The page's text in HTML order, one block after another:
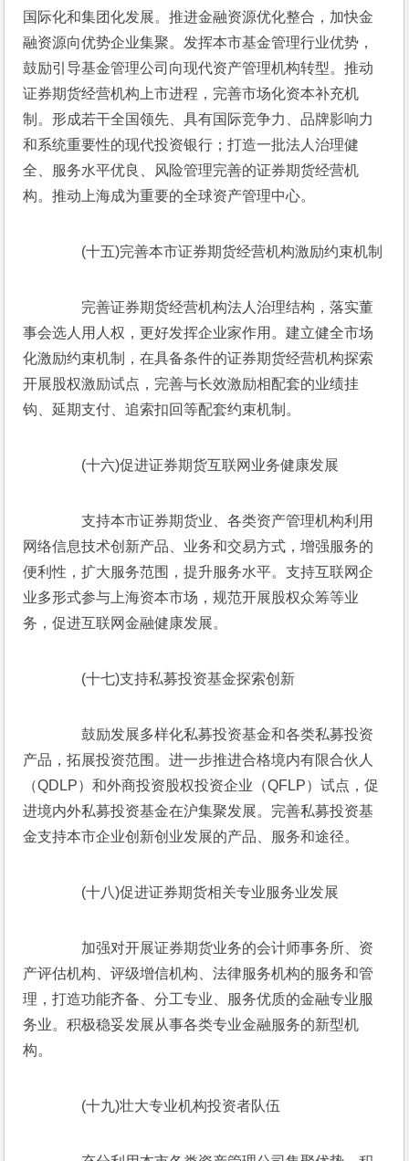
国际化和集团化发展。推进金融资源优化整合，加快金
融资源向优势企业集聚。发挥本市基金管理行业优势，
鼓励引导基金管理公司向现代资产管理机构转型。推动
证券期货经营机构上市进程，完善市场化资本补充机
制。形成若干全国领先、具有国际竞争力、品牌影响力
和系统重要性的现代投资银行；打造一批法人治理健
全、服务水平优良、风险管理完善的证券期货经营机
构。推动上海成为重要的全球资产管理中心。
(十五)完善本市证券期货经营机构激励约束机制
完善证券期货经营机构法人治理结构，落实董
事会选人用人权，更好发挥企业家作用。建立健全市场
化激励约束机制，在具备条件的证券期货经营机构探索
开展股权激励试点，完善与长效激励相配套的业绩挂
钩、延期支付、追索扣回等配套约束机制。
(十六)促进证券期货互联网业务健康发展
支持本市证券期货业、各类资产管理机构利用
网络信息技术创新产品、业务和交易方式，增强服务的
便利性，扩大服务范围，提升服务水平。支持互联网企
业多形式参与上海资本市场，规范开展股权众筹等业
务，促进互联网金融健康发展。
(十七)支持私募投资基金探索创新
鼓励发展多样化私募投资基金和各类私募投资
产品，拓展投资范围。进一步推进合格境内有限合伙人
（QDLP）和外商投资股权投资企业（QFLP）试点，促
进境内外私募投资基金在沪集聚发展。完善私募投资基
金支持本市企业创新创业发展的产品、服务和途径。
(十八)促进证券期货相关专业服务业发展
加强对开展证券期货业务的会计师事务所、资
产评估机构、评级增信机构、法律服务机构的服务和管
理，打造功能齐备、分工专业、服务优质的金融专业服
务业。积极稳妥发展从事各类专业金融服务的新型机
构。
(十九)壮大专业机构投资者队伍